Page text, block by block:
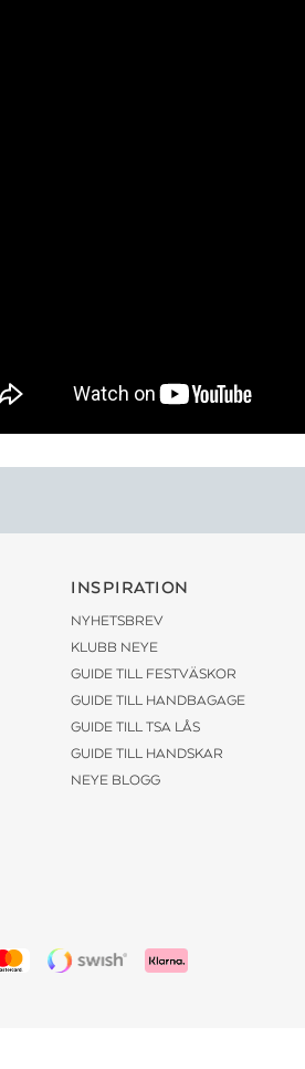
INSPIRATION
NYHETSBREV
KLUBB NEYE
GUIDE TILL FESTVÄSKOR
GUIDE TILL HANDBAGAGE
GUIDE TILL TSA LÅS
GUIDE TILL HANDSKAR
NEYE BLOGG